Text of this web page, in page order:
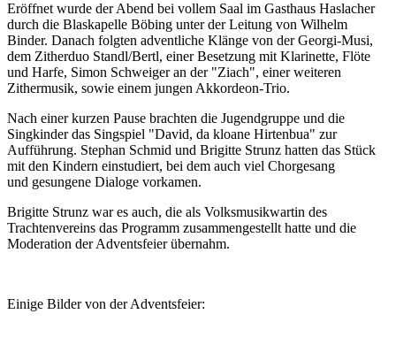
Eröffnet wurde der Abend bei vollem Saal im Gasthaus Haslacher
durch die Blaskapelle Böbing unter der Leitung von Wilhelm
Binder. Danach folgten adventliche Klänge von der Georgi-Musi,
dem Zitherduo Standl/Bertl, einer Besetzung mit Klarinette, Flöte
und Harfe, Simon Schweiger an der "Ziach", einer weiteren
Zithermusik, sowie einem jungen Akkordeon-Trio.
Nach einer kurzen Pause brachten die Jugendgruppe und die
Singkinder das Singspiel "David, da kloane Hirtenbua" zur
Aufführung. Stephan Schmid und Brigitte Strunz hatten das Stück
mit den Kindern einstudiert, bei dem auch viel Chorgesang
und gesungene Dialoge vorkamen.
Brigitte Strunz war es auch, die als Volksmusikwartin des
Trachtenvereins das Programm zusammengestellt hatte und die
Moderation der Adventsfeier übernahm.
Einige Bilder von der Adventsfeier: